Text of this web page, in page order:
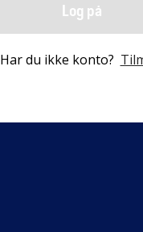
Log på
Har du ikke konto?